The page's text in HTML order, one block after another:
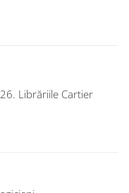
Librăriile Cartier